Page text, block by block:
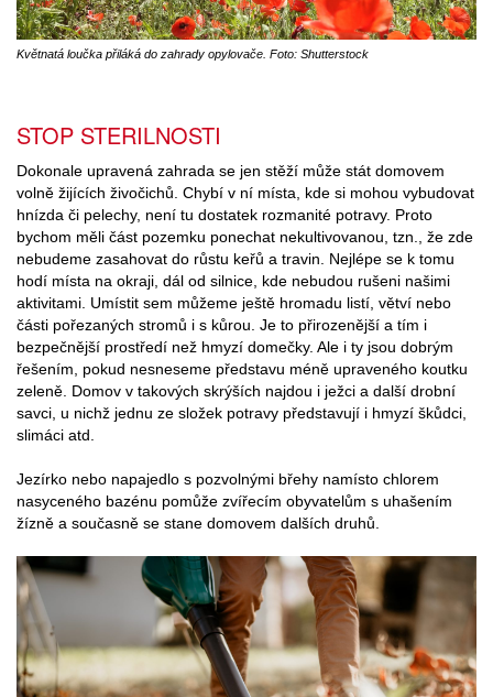
Květnatá loučka přiláká do zahrady opylovače. Foto: Shutterstock
STOP STERILNOSTI
Dokonale upravená zahrada se jen stěží může stát domovem
volně žijících živočichů. Chybí v ní místa, kde si mohou vybudovat
hnízda či pelechy, není tu dostatek rozmanité potravy. Proto
bychom měli část pozemku ponechat nekultivovanou, tzn., že zde
nebudeme zasahovat do růstu keřů a travin. Nejlépe se k tomu
hodí místa na okraji, dál od silnice, kde nebudou rušeni našimi
aktivitami. Umístit sem můžeme ještě hromadu listí, větví nebo
části pořezaných stromů i s kůrou. Je to přirozenější a tím i
bezpečnější prostředí než hmyzí domečky. Ale i ty jsou dobrým
řešením, pokud nesneseme představu méně upraveného koutku
zeleně. Domov v takových skrýších najdou i ježci a další drobní
savci, u nichž jednu ze složek potravy představují i hmyzí škůdci,
slimáci atd.
Jezírko nebo napajedlo s pozvolnými břehy namísto chlorem
nasyceného bazénu pomůže zvířecím obyvatelům s uhašením
žízně a současně se stane domovem dalších druhů.